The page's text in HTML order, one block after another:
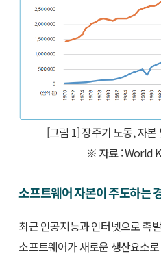
[그림 1] 장주기 노동, 자
※ 자료 : World
소프트웨어 자본이 주도하는
최근 인공지능과 인터넷으로 촉
소프트웨어가 새로운 생산요소